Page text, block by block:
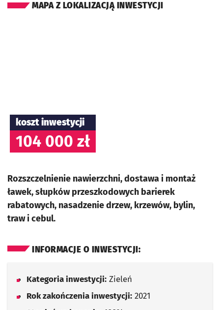
MAPA Z LOKALIZACJĄ INWESTYCJI
koszt inwestycji
104 000 zł
Rozszczelnienie nawierzchni, dostawa i montaż
ławek, słupków przeszkodowych barierek
rabatowych, nasadzenie drzew, krzewów, bylin,
traw i cebul.
INFORMACJE O INWESTYCJI:
Kategoria inwestycji: Zieleń
Rok zakończenia inwestycji: 2021